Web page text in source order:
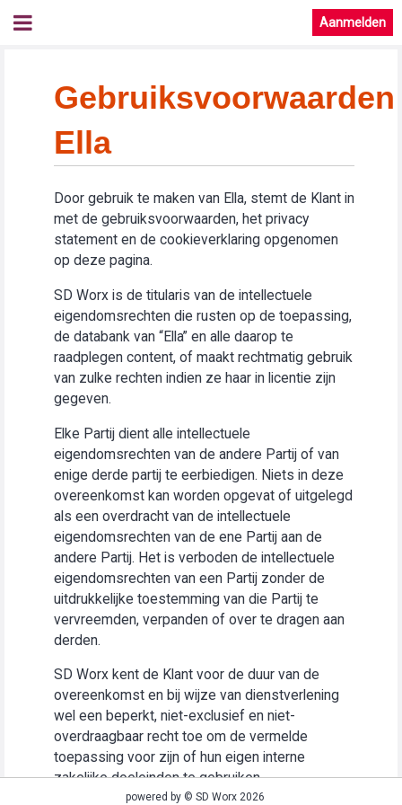
Aanmelden
Gebruiksvoorwaarden
Ella
Door gebruik te maken van Ella, stemt de Klant in
met de gebruiksvoorwaarden, het privacy
statement en de cookieverklaring opgenomen
op deze pagina.
SD Worx is de titularis van de intellectuele
eigendomsrechten die rusten op de toepassing,
de databank van “Ella” en alle daarop te
raadplegen content, of maakt rechtmatig gebruik
van zulke rechten indien ze haar in licentie zijn
gegeven.
Elke Partij dient alle intellectuele
eigendomsrechten van de andere Partij of van
enige derde partij te eerbiedigen. Niets in deze
overeenkomst kan worden opgevat of uitgelegd
als een overdracht van de intellectuele
eigendomsrechten van de ene Partij aan de
andere Partij. Het is verboden de intellectuele
eigendomsrechten van een Partij zonder de
uitdrukkelijke toestemming van die Partij te
vervreemden, verpanden of over te dragen aan
derden.
SD Worx kent de Klant voor de duur van de
overeenkomst en bij wijze van dienstverlening
wel een beperkt, niet-exclusief en niet-
overdraagbaar recht toe om de vermelde
toepassing voor zijn of hun eigen interne
zakelijke doeleinden te gebruiken
(“Gebruiksrecht”).powered by © SD Worx 2026